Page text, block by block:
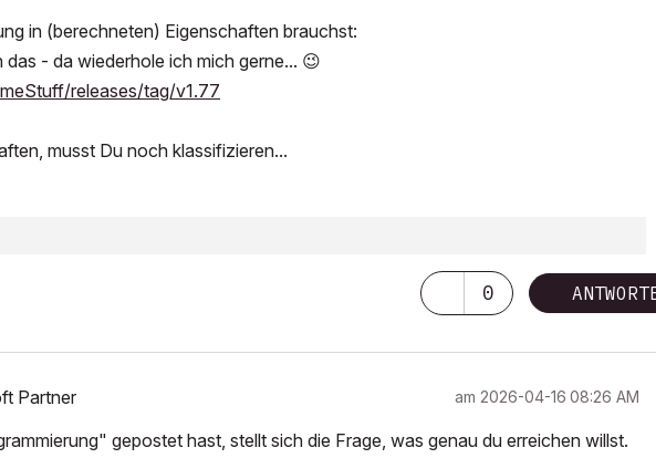
in (berechneten) Eigenschaften brauchst:
das - da wiederhole ich mich gerne... 😉
releases/tag/v1.77
musst Du noch klassifizieren...
0
Partner am ‎2026-04-16 08:26 AM
gepostet hast, stellt sich die Frage, was genau du erreichen willst.